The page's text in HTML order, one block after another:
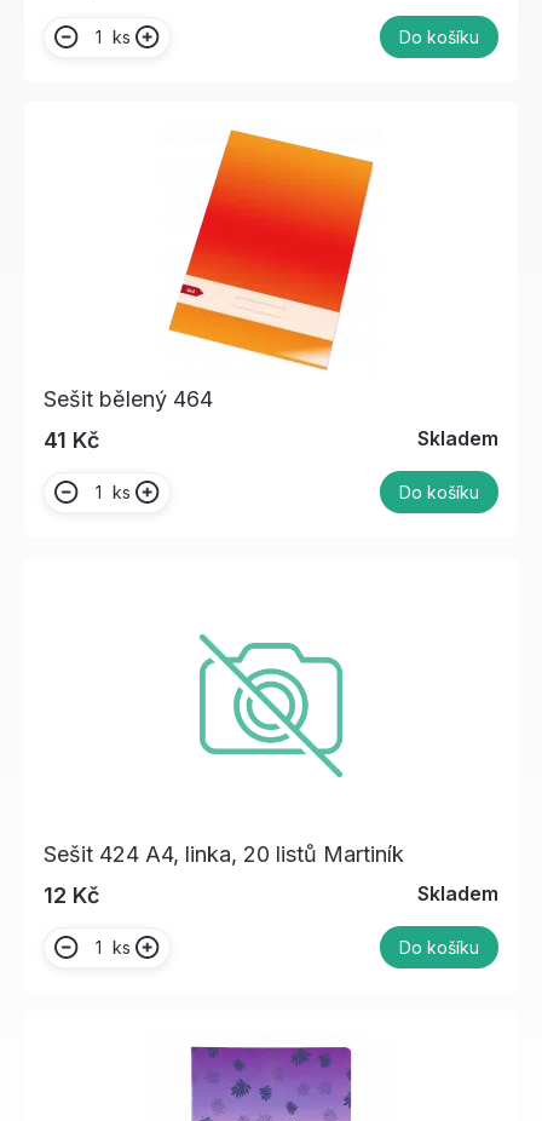
ks Do košíku
Sešit bělený 464
41 Kč
Skladem
ks Do košíku
Sešit 424 A4, linka, 20 listů Martiník
12 Kč
Skladem
ks Do košíku